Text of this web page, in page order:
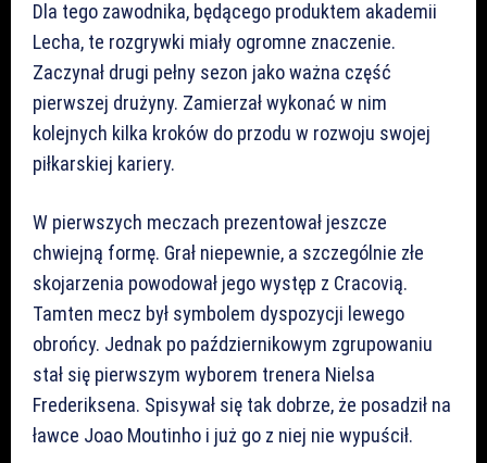
Dla tego zawodnika, będącego produktem akademii
Lecha, te rozgrywki miały ogromne znaczenie.
Zaczynał drugi pełny sezon jako ważna część
pierwszej drużyny. Zamierzał wykonać w nim
kolejnych kilka kroków do przodu w rozwoju swojej
piłkarskiej kariery.
W pierwszych meczach prezentował jeszcze
chwiejną formę. Grał niepewnie, a szczególnie złe
skojarzenia powodował jego występ z Cracovią.
Tamten mecz był symbolem dyspozycji lewego
obrońcy. Jednak po październikowym zgrupowaniu
stał się pierwszym wyborem trenera Nielsa
Frederiksena. Spisywał się tak dobrze, że posadził na
ławce Joao Moutinho i już go z niej nie wypuścił.